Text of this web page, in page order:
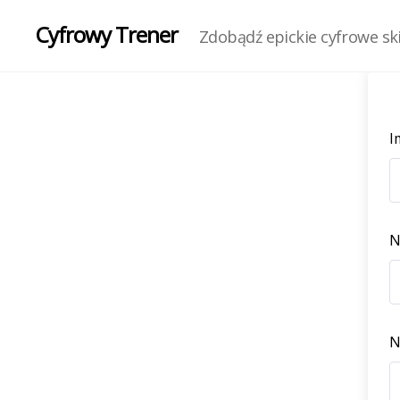
Cyfrowy Trener Zdobądź epickie cyfrowe